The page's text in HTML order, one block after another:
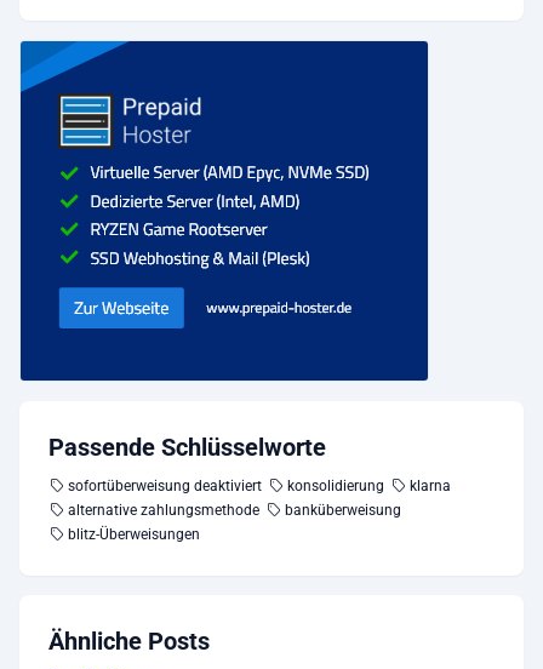
Passende Schlüsselworte
sofortüberweisung deaktiviert konsolidierung
klarna
alternative zahlungsmethode
banküberweisung
blitz-Überweisungen
Ähnliche Posts